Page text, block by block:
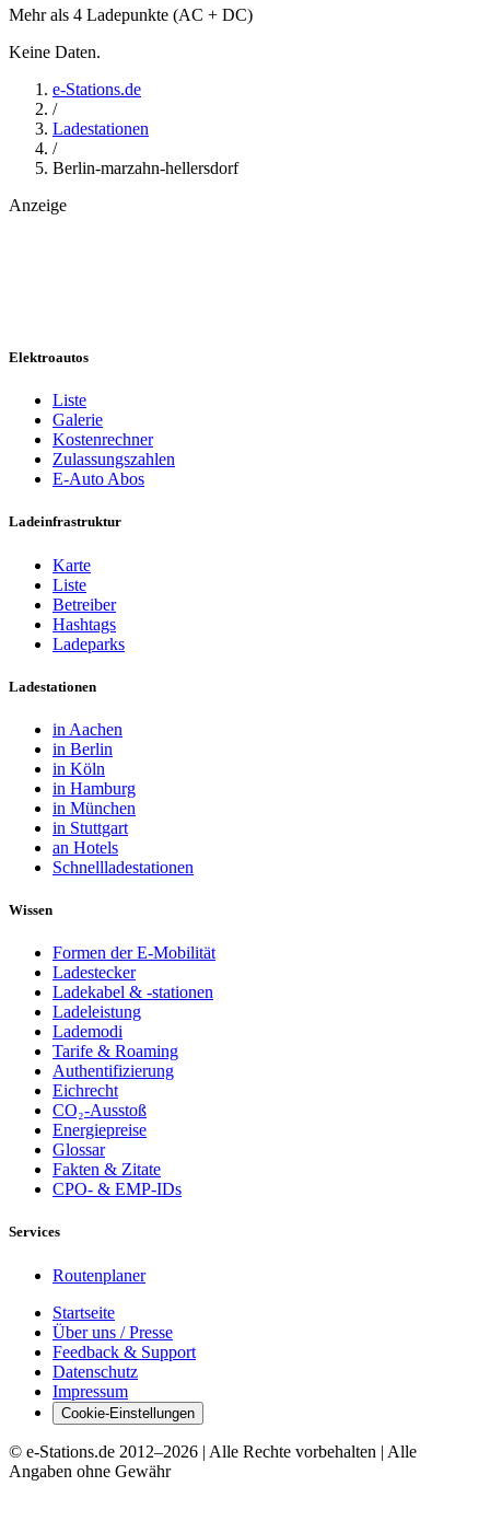
Mehr als 4 Ladepunkte (AC + DC)
Keine Daten.
e-Stations.de
/
Ladestationen
/
Berlin-marzahn-hellersdorf
Anzeige
Elektroautos
Liste
Galerie
Kostenrechner
Zulassungszahlen
E-Auto Abos
Ladeinfrastruktur
Karte
Liste
Betreiber
Hashtags
Ladeparks
Ladestationen
in Aachen
in Berlin
in Köln
in Hamburg
in München
in Stuttgart
an Hotels
Schnellladestationen
Wissen
Formen der E-Mobilität
Ladestecker
Ladekabel & -stationen
Ladeleistung
Lademodi
Tarife & Roaming
Authentifizierung
Eichrecht
CO₂-Ausstoß
Energiepreise
Glossar
Fakten & Zitate
CPO- & EMP-IDs
Services
Routenplaner
Startseite
Über uns / Presse
Feedback & Support
Datenschutz
Impressum
Cookie-Einstellungen
© e-Stations.de 2012–2026 | Alle Rechte vorbehalten | Alle
Angaben ohne Gewähr